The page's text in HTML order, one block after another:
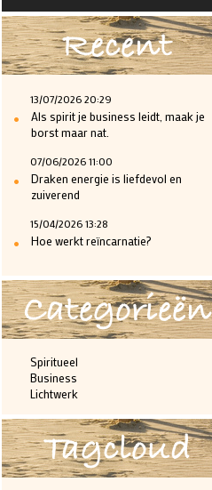
Recent
13/07/2026 20:29
•
Als spirit je business leidt, maak je
borst maar nat.
07/06/2026 11:00
•
Draken energie is liefdevol en
zuiverend
15/04/2026 13:28
• Hoe werkt reïncarnatie?
Categorieën
Spiritueel
Business
Lichtwerk
Tagcloud